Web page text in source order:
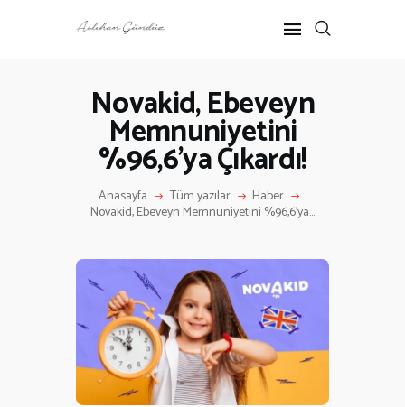
Novakid, Ebeveyn
Memnuniyetini
%96,6’ya Çıkardı!
Anasayfa Tüm yazılar Haber
Novakid, Ebeveyn Memnuniyetini %96,6’ya...
ANASAYFA
RÖPORTAJ
ANNE-ÇOCUK
KÜLTÜR SANAT
İLETIŞIM